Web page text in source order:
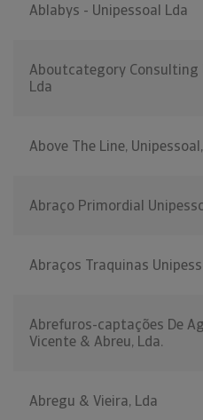
Ablabys - Unipessoal Lda
Aboutcategory Consulting
Lda
Above The Line,
Abraço Primordial
Abraços Traquinas
Abrefuros-captações De
Vicente & Abreu, Lda.
Abregu & Vieira, Lda